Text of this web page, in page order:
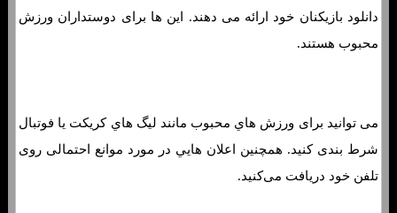
دانلود بازیکنان خود ارائه می دهند. این ها برای دوستداران ورزش
محبوب هستند.
می توانید برای ورزش هاي‌ محبوب مانند لیگ هاي‌ کریکت یا فوتبال
شرط بندی کنید. همچنین اعلان هایي در مورد موانع احتمالی روی
تلفن خود دریافت می‌کنید.